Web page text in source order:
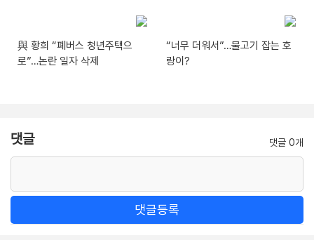
與 황희 “폐버스 청년주택으
로”…논란 일자 삭제
“너무 더워서”…물고기 잡는 호
랑이?
댓글 댓글 0개
댓글등록